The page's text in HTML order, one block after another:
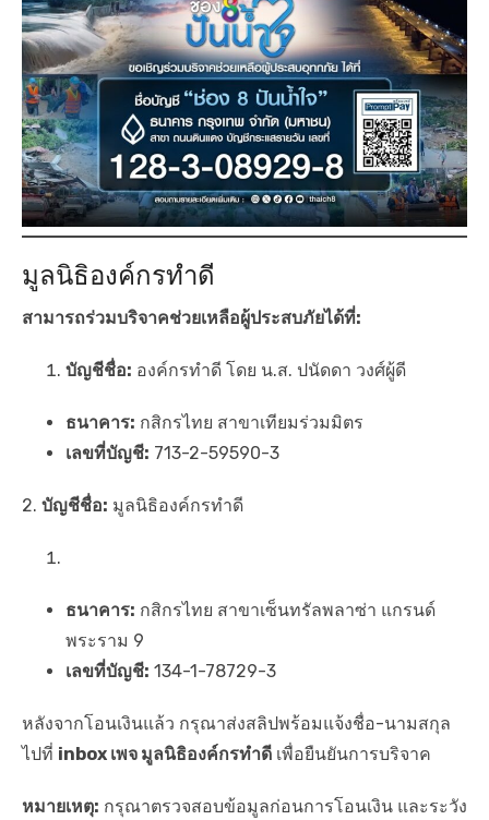
มูลนิธิองค์กรทำดี
สามารถร่วมบริจาคช่วยเหลือผู้ประสบภัยได้ที่:
บัญชีชื่อ: องค์กรทำดี โดย น.ส. ปนัดดา วงศ์ผู้ดี
ธนาคาร: กสิกรไทย สาขาเทียมร่วมมิตร
เลขที่บัญชี: 713-2-59590-3
2. บัญชีชื่อ: มูลนิธิองค์กรทำดี
ธนาคาร: กสิกรไทย สาขาเซ็นทรัลพลาซ่า แกรนด์
พระราม 9
เลขที่บัญชี: 134-1-78729-3
หลังจากโอนเงินแล้ว กรุณาส่งสลิปพร้อมแจ้งชื่อ-นามสกุล
ไปที่ inbox เพจ มูลนิธิองค์กรทำดี เพื่อยืนยันการบริจาค
หมายเหตุ: กรุณาตรวจสอบข้อมูลก่อนการโอนเงิน และระวัง